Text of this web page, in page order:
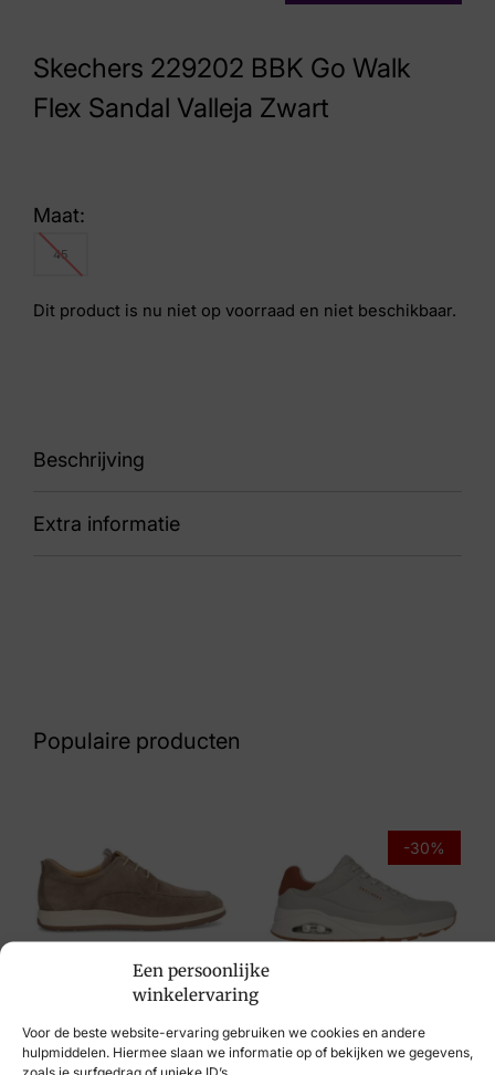
Een persoonlijke
winkelervaring
Voor de beste website-ervaring gebruiken we cookies en andere
hulpmiddelen. Hiermee slaan we informatie op of bekijken we gegevens,
zoals je surfgedrag of unieke ID’s.
Skechers 229202 BBK Go Walk
Flex Sandal Valleja Zwart
Maat:
45
Dit product is nu niet op voorraad en niet beschikbaar.
Beschrijving
229202 BBK Go Walk Flex Sandal Valleja
Extra informatie
Artikelnummer
229202 BBK Go Walk Flex Sandal Valleja
Populaire producten
€139,95
-30%
Skechers